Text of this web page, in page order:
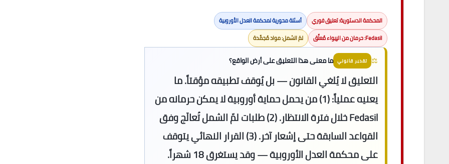
المحكمة الدستورية: تعليق فوري
أسئلة محورية لمحكمة العدل الأوروبية
Fedasil: حرمان من الإيواء مُعلَّق
لمّ الشمل: مواد مُجمَّدة
⚖️ تقدير قانوني ما معنى هذا التعليق على أرض الواقع؟
التعليق لا يُلغي القانون — بل يُوقف تطبيقه مؤقتاً. ما
يعنيه عملياً: (1) من يحمل حماية أوروبية لا يمكن حرمانه من
Fedasil خلال فترة الانتظار. (2) طلبات لمّ الشمل تُعالَج وفق
القواعد السابقة حتى إشعار آخر. (3) القرار النهائي يتوقف
على محكمة العدل الأوروبية — وقد يستغرق 18 شهراً.